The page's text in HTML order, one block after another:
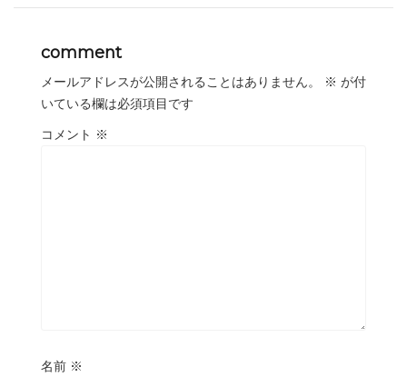
comment
メールアドレスが公開されることはありません。 ※ が付
いている欄は必須項目です
コメント ※
名前 ※